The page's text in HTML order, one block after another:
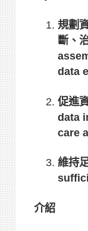
規劃
斷、
data
促進
data
care
維持
介紹